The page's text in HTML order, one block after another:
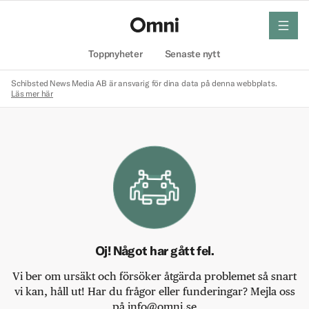
Toppnyheter Senaste nytt
meny
Schibsted News Media AB är ansvarig för dina data på denna webbplats.
Läs mer här
Oj! Något har gått fel.
Vi ber om ursäkt och försöker åtgärda problemet så snart
vi kan, håll ut! Har du frågor eller funderingar? Mejla oss